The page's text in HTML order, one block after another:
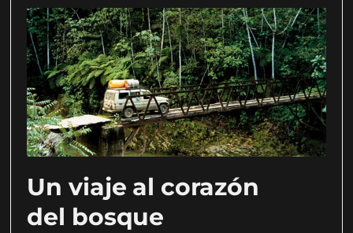
Un viaje al corazón
del bosque